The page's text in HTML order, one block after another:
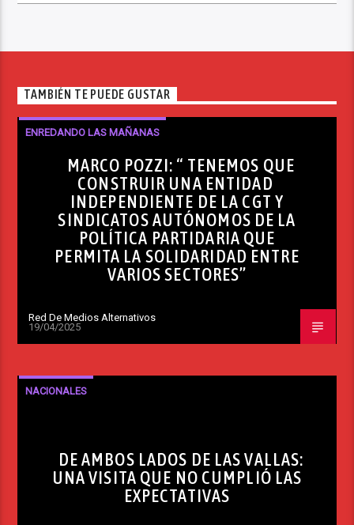
TAMBIÉN TE PUEDE GUSTAR
ENREDANDO LAS MAÑANAS
MARCO POZZI: “ TENEMOS QUE
CONSTRUIR UNA ENTIDAD
INDEPENDIENTE DE LA CGT Y
SINDICATOS AUTÓNOMOS DE LA
POLÍTICA PARTIDARIA QUE
PERMITA LA SOLIDARIDAD ENTRE
VARIOS SECTORES”
Red De Medios Alternativos
19/04/2025
NACIONALES
DE AMBOS LADOS DE LAS VALLAS:
UNA VISITA QUE NO CUMPLIÓ LAS
EXPECTATIVAS